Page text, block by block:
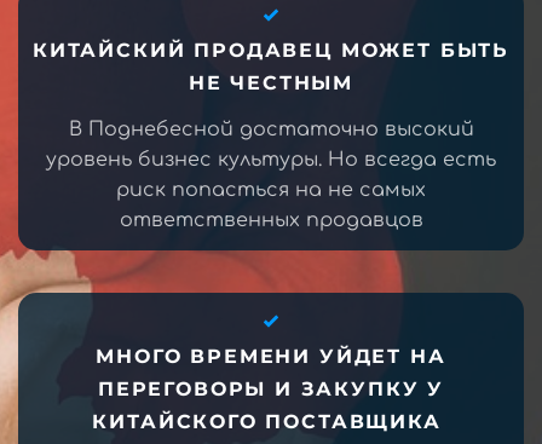
КИТАЙСКИЙ ПРОДАВЕЦ МОЖЕТ БЫТЬ
НЕ ЧЕСТНЫМ
В Поднебесной достаточно высокий
уровень бизнес культуры. Но всегда есть
риск попасться на не самых
ответственных продавцов
МНОГО ВРЕМЕНИ УЙДЕТ НА
ПЕРЕГОВОРЫ И ЗАКУПКУ У
КИТАЙСКОГО ПОСТАВЩИКА